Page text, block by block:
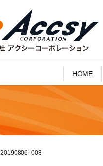
HOME
20190806_008